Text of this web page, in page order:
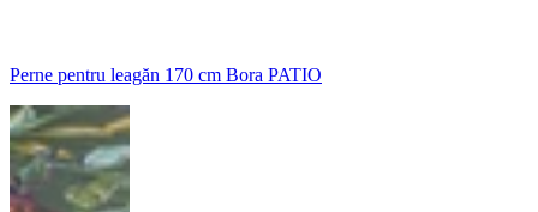
Perne pentru leagăn 170 cm Bora PATIO